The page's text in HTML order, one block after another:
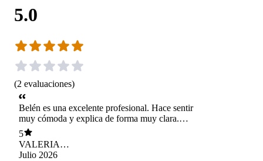
5.0
(2 evaluaciones)
Belén es una excelente profesional. Hace sentir
muy cómoda y explica de forma muy clara.
100% recomendable
5
VALERIA
ANDREA RUIZ
Julio 2026